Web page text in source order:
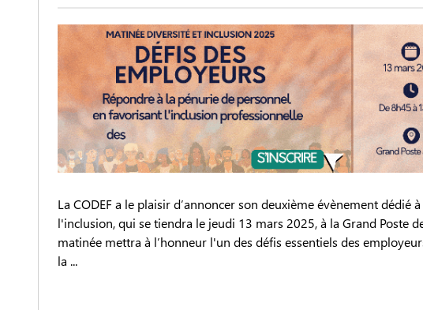
La CODEF a le plaisir d’annoncer son deuxième évènement dédié
l'inclusion, qui se tiendra le jeudi 13 mars 2025, à la Grand Poste
matinée mettra à l’honneur l'un des défis essentiels des
la ...